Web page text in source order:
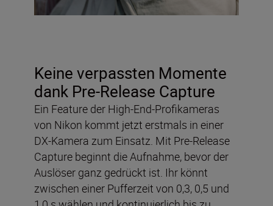
Keine verpassten Momente
dank Pre-Release Capture
Ein Feature der High-End-Profikameras
von Nikon kommt jetzt erstmals in einer
DX-Kamera zum Einsatz. Mit Pre-Release
Capture beginnt die Aufnahme, bevor der
Auslöser ganz gedrückt ist. Ihr könnt
zwischen einer Pufferzeit von 0,3, 0,5 und